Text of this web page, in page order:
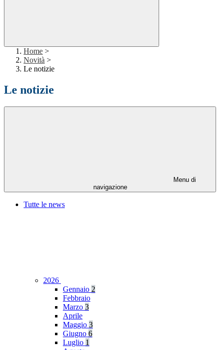
Home >
Novità >
Le notizie
Le notizie
Menu di
navigazione
Tutte le news
2026
Gennaio 2
Febbraio
Marzo 3
Aprile
Maggio 3
Giugno 6
Luglio 1